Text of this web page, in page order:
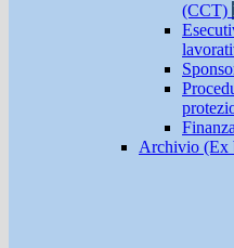
(CCT)
Archivio (Ex